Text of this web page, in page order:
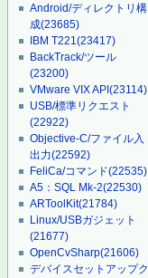
Android/ディレクトリ構
成(23685)
IBM T221(23417)
BackTrack/ツール
(23200)
VMware VIX API(23114)
USB/標準リクエスト
(22922)
Objective-C/ファイル入
出力(22592)
FeliCa/コマンド(22535)
A5：SQL Mk-2(22530)
ARToolKit(21784)
Linux/USBガジェット
(21677)
OpenCvSharp(21606)
デバイスセットアップク